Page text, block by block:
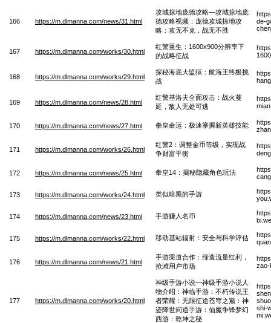
166 https://m.dlmanna.com/news/31.html
攻城掠地庞德攻略—攻城掠地庞
德攻略视频：庞德攻城掠地攻
略：攻无不克，战无不胜
de-
167 https://m.dlmanna.com/works/30.html
红警重生：1600x900分辨率下
的战略征战
168 https://m.dlmanna.com/works/29.html
探秘海底大监狱：航海王终极挑
战
169 https://m.dlmanna.com/news/28.html
红警基洛夫全面攻击：战火蔓
延，敌人无处可逃
170 https://m.dlmanna.com/news/27.html 拳皇命运：极速掌握新英雄技能
171 https://m.dlmanna.com/works/26.html
红警2：调整金币等级，实现战
争财富平衡
172 https://m.dlmanna.com/news/25.html 拳皇14：揭秘隐藏角色玩法
173 https://m.dlmanna.com/works/24.html 类似暗黑的手游
174 https://m.dlmanna.com/news/23.html 手游赚人名币
175 https://m.dlmanna.com/works/22.html 移动基站辐射：安全与科学评估
176 https://m.dlmanna.com/news/21.html
手游渠道合作：缔造流量红利，
抢滩用户市场
zao-
177 https://m.dlmanna.com/works/20.html
神级手游小说—神级手游小说人
物介绍：神临手游：不朽传说王
者荣耀：无限征途苍穹之巅：神
迹降世问道手游：仙魔争锋梦幻
西游：乾坤之秘
shi-